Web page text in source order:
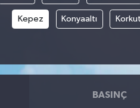
Kepez Konyaaltı
BASINÇ